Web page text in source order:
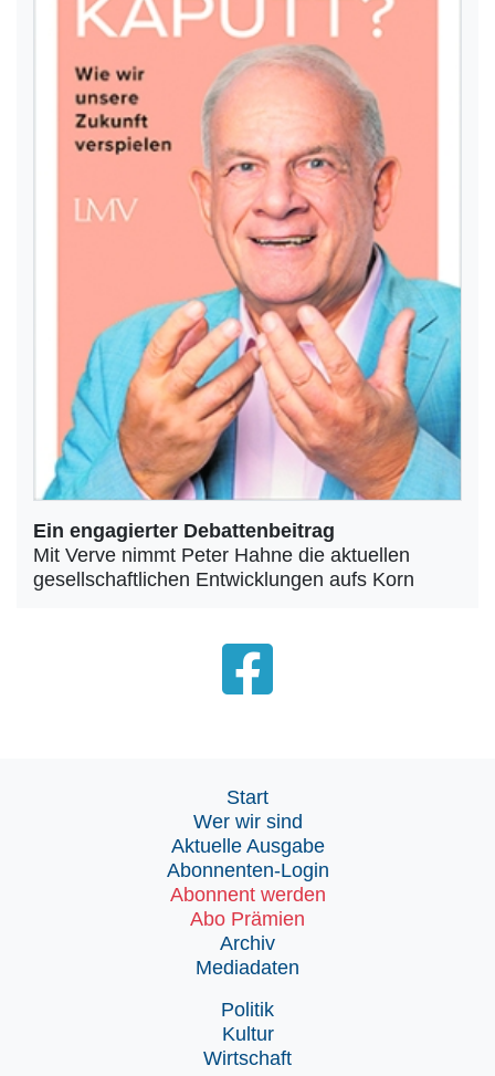
Ein engagierter Debattenbeitrag
Mit Verve nimmt Peter Hahne die aktuellen
gesellschaftlichen Entwicklungen aufs Korn
Start
Wer wir sind
Aktuelle Ausgabe
Abonnenten-Login
Abonnent werden
Abo Prämien
Archiv
Mediadaten
Politik
Kultur
Wirtschaft